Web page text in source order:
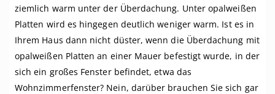
ziemlich warm unter der Überdachung. Unter opalweißen
Platten wird es hingegen deutlich weniger warm. Ist es in
Ihrem Haus dann nicht düster, wenn die Überdachung mit
opalweißen Platten an einer Mauer befestigt wurde, in der
sich ein großes Fenster befindet, etwa das
Wohnzimmerfenster? Nein, darüber brauchen Sie sich gar